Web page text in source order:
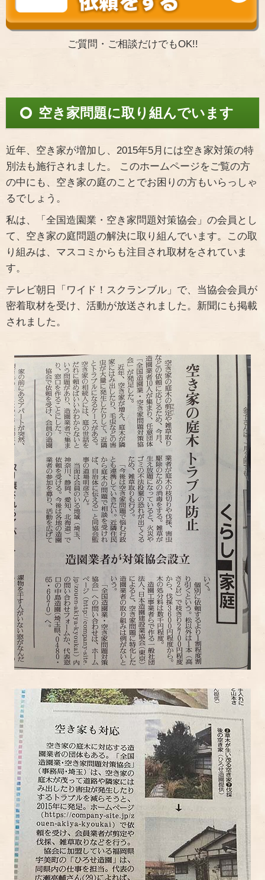
ご質問・ご相談だけでもOK!!
空き家問題に取り組んでいます
近年、空き家が増加し、2015年5月には空き家対策の特
別法も施行されました。 このホームページをご覧の方
の中にも、空き家の庭のことでお困りの方もいらっしゃ
るでしょう。
私は、「全国造園業・空き家問題対策協会」の会員とし
て、空き家の庭問題の解決に取り組んでいます。この取
り組みは、マスコミからも注目され取材をされていま
す。
テレビ朝日「ワイド！スクランブル」で、当協会会員が
密着取材を受け、活動が放送されました。新聞にも掲載
されました。